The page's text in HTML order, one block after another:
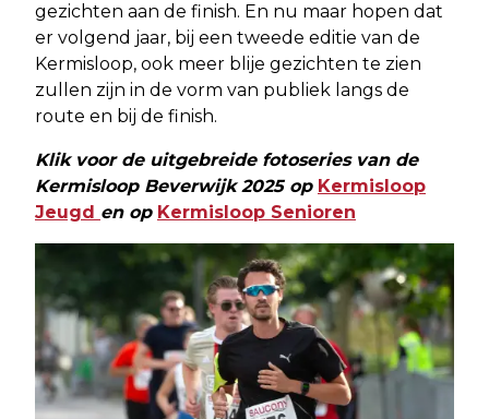
gezichten aan de finish. En nu maar hopen dat
er volgend jaar, bij een tweede editie van de
Kermisloop, ook meer blije gezichten te zien
zullen zijn in de vorm van publiek langs de
route en bij de finish.
Klik voor de uitgebreide fotoseries van de
Kermisloop Beverwijk 2025 op Kermisloop
Jeugd en op Kermisloop Senioren